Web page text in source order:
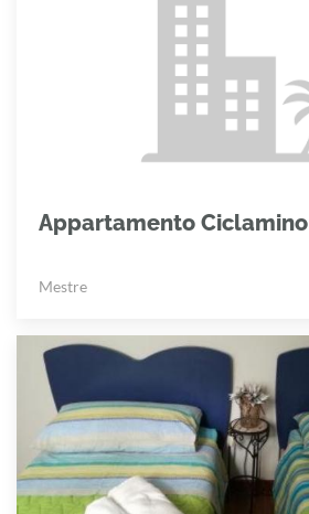
Appartamento Ciclamino
Mestre